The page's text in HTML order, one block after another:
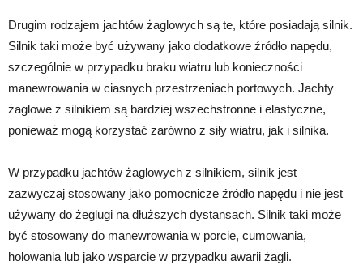
Drugim rodzajem jachtów żaglowych są te, które posiadają silnik.
Silnik taki może być używany jako dodatkowe źródło napędu,
szczególnie w przypadku braku wiatru lub konieczności
manewrowania w ciasnych przestrzeniach portowych. Jachty
żaglowe z silnikiem są bardziej wszechstronne i elastyczne,
ponieważ mogą korzystać zarówno z siły wiatru, jak i silnika.
W przypadku jachtów żaglowych z silnikiem, silnik jest
zazwyczaj stosowany jako pomocnicze źródło napędu i nie jest
używany do żeglugi na dłuższych dystansach. Silnik taki może
być stosowany do manewrowania w porcie, cumowania,
holowania lub jako wsparcie w przypadku awarii żagli.